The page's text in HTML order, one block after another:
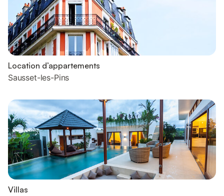
Location d’appartements
Sausset-les-Pins
Villas